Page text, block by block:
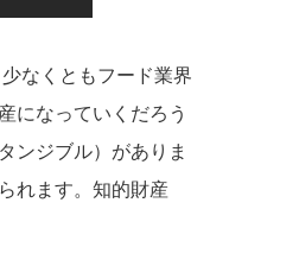
なくともフード業界
になっていくだろう
ンジブル）がありま
れます。知的財産